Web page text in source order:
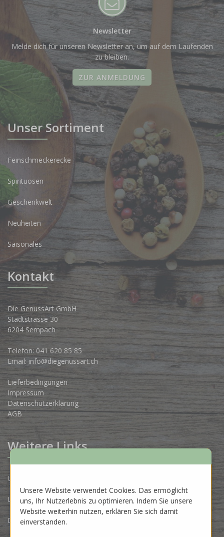
Newsletter
Melde dich für unseren Newsletter an, um auf dem Laufenden
zu bleiben.
ZUR ANMELDUNG
Unser Sortiment
Feinschmeckerecke
Spirituosen
Geschenkwelt
Neuheiten
Saisonales
Kontakt
Die GenussArt GmbH
Stadtstrasse 30
6204 Sempach
Telefon: 041 620 85 85
Email: info@diegenussart.ch
Lieferbedingungen
Impressum
Datenschutzerklärung
AGB
Weitere Links
Unsere Produzenten
Lose Ware Konzept
Dein Eigenlabel
Unsere Website verwendet Cookies. Das ermöglicht
uns, Ihr Nutzerlebnis zu optimieren. Indem Sie unsere
Website weiterhin nutzen, erklären Sie sich damit
einverstanden.